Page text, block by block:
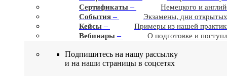
Сертификаты –
Немецкого и
События –
Экзамены, дни
Кейсы –
Примеры из нашей
Вебинары – О подготовке и
Подпишитесь на нашу рассылку
и на наши страницы в соцсетях